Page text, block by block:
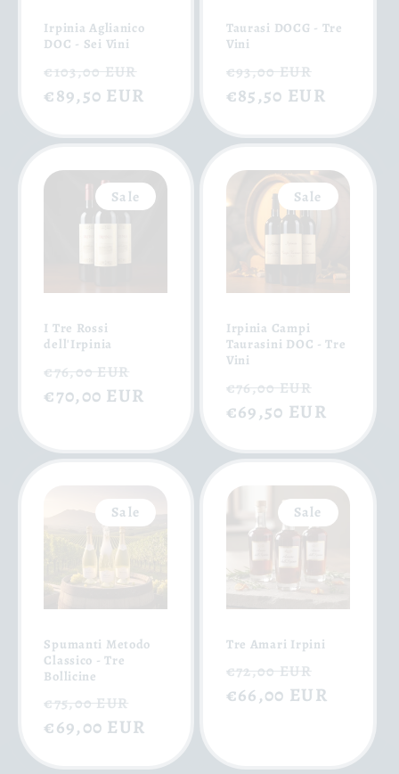
Irpinia Aglianico
DOC - Sei Vini
Normaler
Preis
€103,00 EUR
Verkaufspreis
€89,50 EUR
Taurasi DOCG - Tre
Vini
Normaler
Preis
€93,00 EUR
€85,50 EUR
Sale
I Tre Rossi
dell'Irpinia
Normaler
Preis
€76,00 EUR
Verkaufspreis
€70,00 EUR
Sale
Irpinia Campi
Taurasini DOC - Tre
Vini
Normaler
Preis
€76,00 EUR
€69,50 EUR
Sale
Spumanti Metodo
Classico - Tre
Bollicine
Normaler
Preis
€75,00 EUR
Verkaufspreis
€69,00 EUR
Sale
Tre Amari Irpini
Normaler
Preis
€72,00 EUR
€66,00 EUR